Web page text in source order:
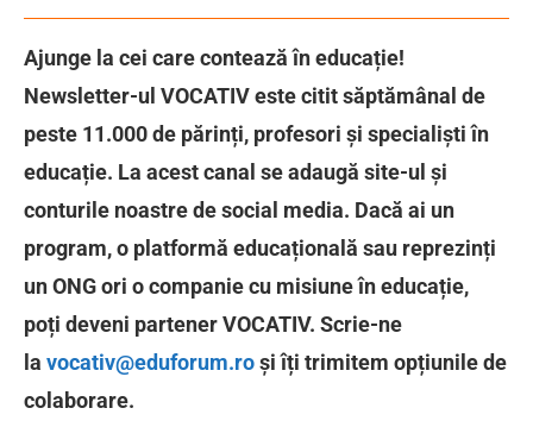
Ajunge la cei care contează în educație!
Newsletter-ul VOCATIV este citit săptămânal de
peste 11.000 de părinți, profesori și specialiști în
educație. La acest canal se adaugă site-ul și
conturile noastre de social media. Dacă ai un
program, o platformă educațională sau reprezinți
un ONG ori o companie cu misiune în educație,
poți deveni partener VOCATIV. Scrie-ne
la vocativ@eduforum.roși îți trimitem opțiunile de
colaborare.